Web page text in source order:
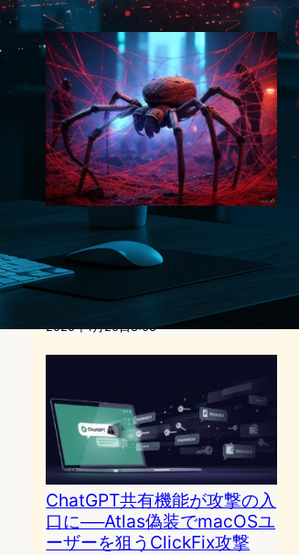
2025年4月7日7:38
ChatGPT クローラーに重大
な脆弱性発覚 – DDoS攻撃と
プロンプトインジェクション
のリスクが浮上
2025年1月20日8:03
ChatGPT共有機能が攻撃の入
口に──Atlas偽装でmacOSユ
ーザーを狙うClickFix攻撃